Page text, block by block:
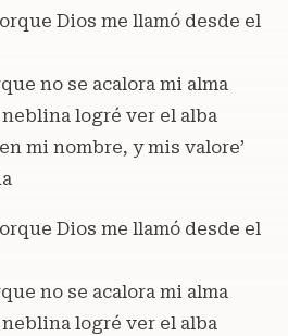
Dios me llamó desde el
no se acalora mi alma
neblina logré ver el alba
mi nombre, y mis valore’
Dios me llamó desde el
no se acalora mi alma
neblina logré ver el alba